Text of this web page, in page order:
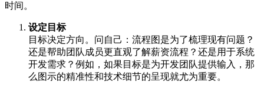
时间。
设定目标
目标决定方向。问自己：流程图是为了梳理现有问题？
还是帮助团队成员更直观了解薪资流程？还是用于系统
开发需求？例如，如果目标是为开发团队提供输入，那
么图示的精准性和技术细节的呈现就尤为重要。